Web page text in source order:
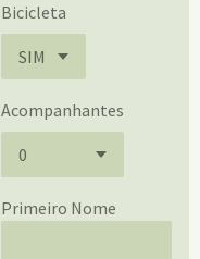
Bicicleta
Acompanhantes
Primeiro Nome